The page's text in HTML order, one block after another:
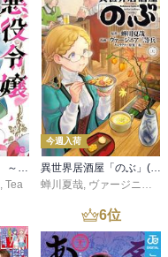
悪役令嬢レベル99 ～私は裏ボスですが魔王ではありません～ その６
, Tea
今週入荷
異世界居酒屋「のぶ」(22)
蝉川夏哉, ヴァージニア二等兵
6位